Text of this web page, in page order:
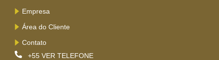
Empresa
Área do Cliente
Contato
+55 VER TELEFONE